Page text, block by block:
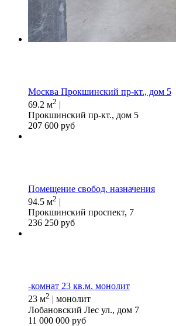
Москва Прокшинский пр-кт., дом 5
69.2 м2 |
Прокшинский пр-кт., дом 5
207 600 руб
Помещение свобод. назначения
94.5 м2 |
Прокшинский проспект, 7
236 250 руб
-комнат 23 кв.м. монолит
23 м2
| монолит
Лобановский Лес ул., дом 7
11 000 000 руб